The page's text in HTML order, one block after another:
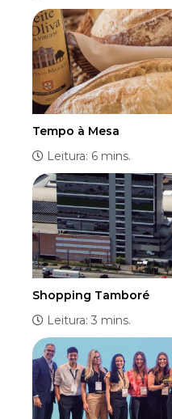
Tempo à Mesa
Leitura: 6 mins.
Shopping Tamboré
Leitura: 3 mins.